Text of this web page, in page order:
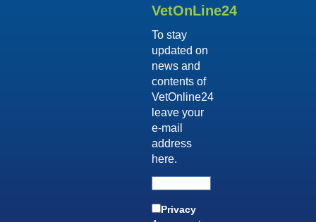
il video
VetOnLine24
To stay
updated on
news and
contents of
VetOnline24
leave your
e-mail
address
here.
Privacy